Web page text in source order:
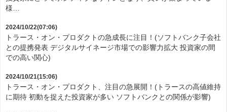
様…
2024/10/22(07:06)
トラース・オン・プロダクトの急成長に注目！(ソフトバンク子会社
との提携発表 デジタルサイネージ市場での影響力拡大 投資家の間
での高い関心)
2024/10/21(15:06)
トラース・オン・プロダクト、注目の急展開！(トラースの高値維持
に期待 初動を捉えた投資家が多い ソフトバンクとの関係が影響)